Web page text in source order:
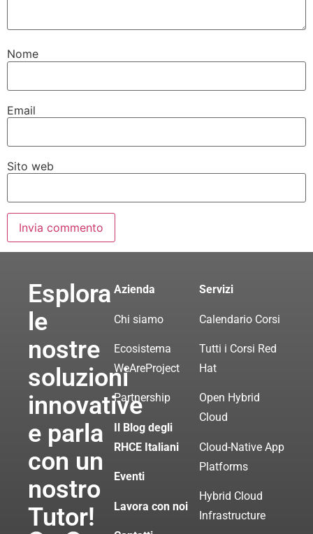
Nome
Email
Sito web
Esplora
le
nostre
soluzioni
innovative
e parla
con un
nostro
Tutor!
Azienda
Chi siamo
Ecosistema
WeAreProject
Partnership
Il Blog degli
RHCE Italiani
Eventi
Lavora con noi
Servizi
Calendario Corsi
Tutti i Corsi Red
Hat
Open Hybrid
Cloud
Cloud-Native App
Platforms
Hybrid Cloud
Infrastructure